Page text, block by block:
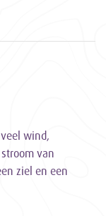
wind,
van
ziel en een